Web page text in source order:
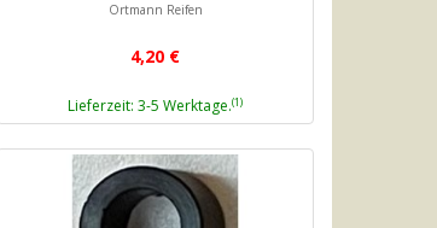
Ortmann Reifen
4,20 €
Lieferzeit: 3-5 Werktage.(1)